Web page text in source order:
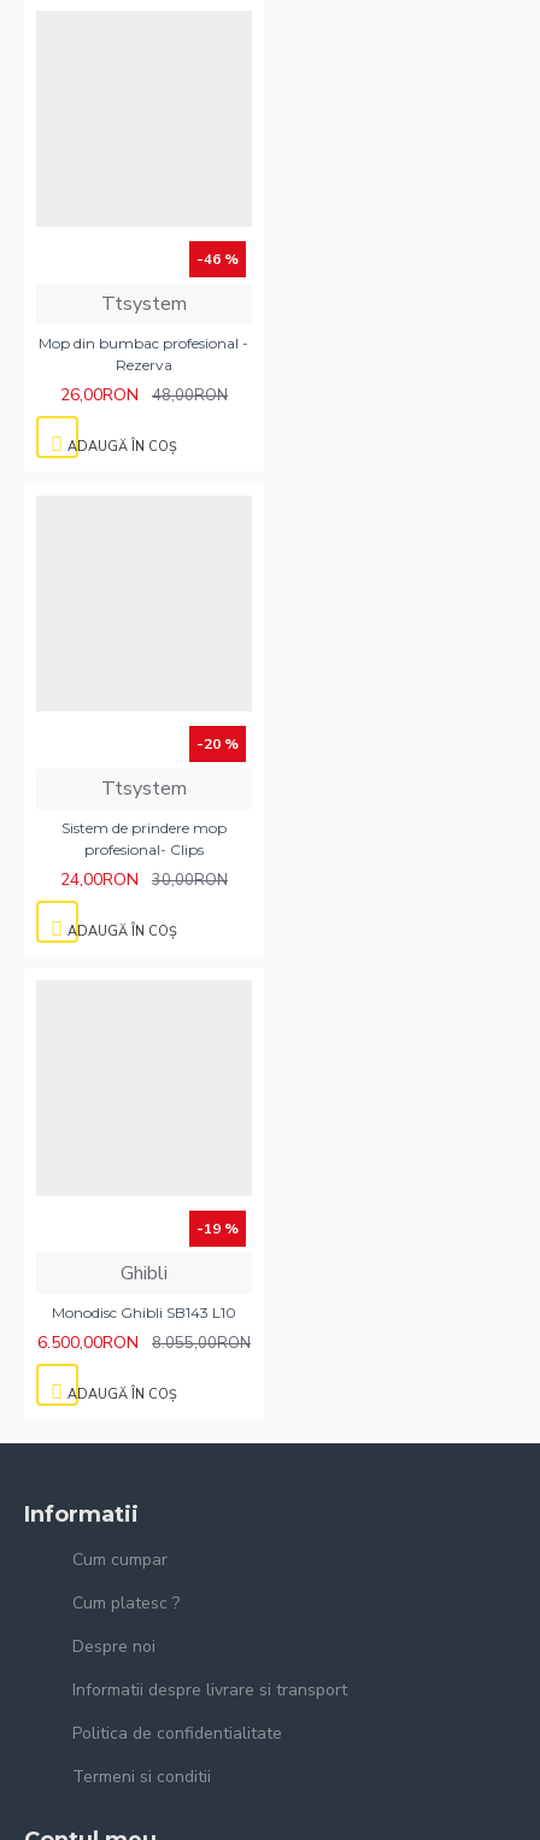
-46 %
Ttsystem
Mop din bumbac profesional -
Rezerva
26,00RON 48,00RON
ADAUGĂ ÎN COŞ
-20 %
Ttsystem
Sistem de prindere mop
profesional- Clips
24,00RON 30,00RON
ADAUGĂ ÎN COŞ
-19 %
Ghibli
Monodisc Ghibli SB143 L10
6.500,00RON 8.055,00RON
ADAUGĂ ÎN COŞ
Informatii
Cum cumpar
Cum platesc ?
Despre noi
Informatii despre livrare si transport
Politica de confidentialitate
Termeni si conditii